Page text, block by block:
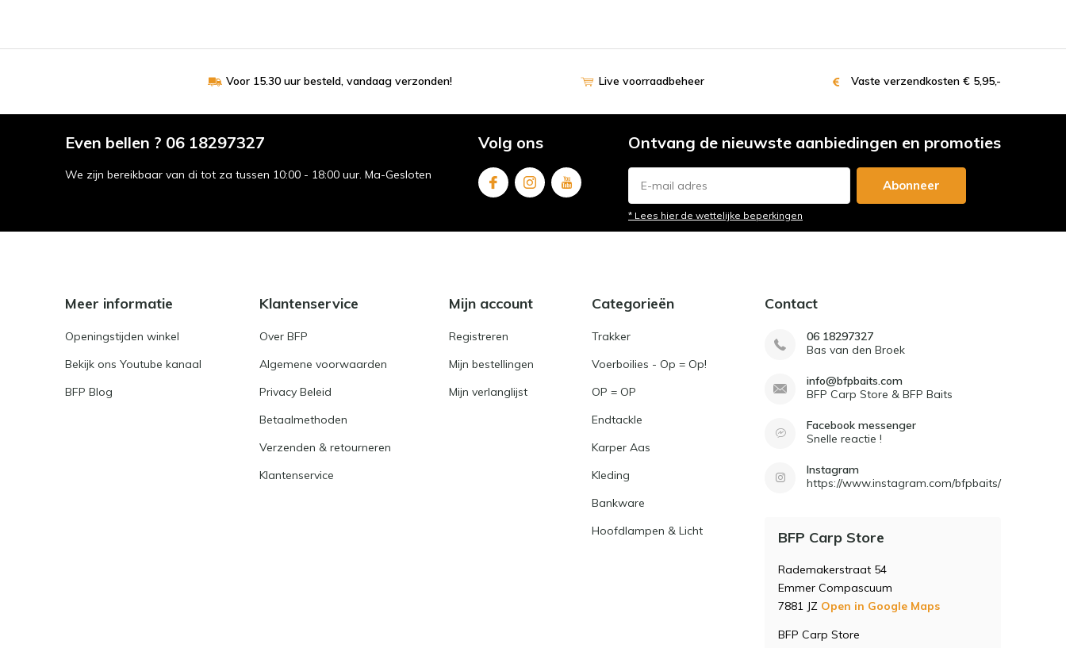
Voor 15.30 uur besteld, vandaag verzonden! Live voorraadbeheer Vaste verzendkosten € 5,95,-
Even bellen ? 06 18297327
We zijn bereikbaar van di tot za tussen 10:00 - 18:00 uur. Ma-Gesloten
Volg ons Ontvang de nieuwste aanbiedingen en promoties
Abonneer
* Lees hier de wettelijke beperkingen
Meer informatie
Openingstijden winkel
Bekijk ons Youtube kanaal
BFP Blog
Klantenservice
Over BFP
Algemene voorwaarden
Privacy Beleid
Betaalmethoden
Verzenden & retourneren
Klantenservice
Mijn account
Registreren
Mijn bestellingen
Mijn verlanglijst
Categorieën
Trakker
Voerboilies - Op = Op!
OP = OP
Endtackle
Karper Aas
Kleding
Bankware
Hoofdlampen & Licht
Contact
06 18297327
Bas van den Broek
info@bfpbaits.com
BFP Carp Store & BFP Baits
Facebook messenger
Snelle reactie !
Instagram
https://www.instagram.com/bfpbaits/
BFP Carp Store
Rademakerstraat 54
Emmer Compascuum
7881 JZ Open in Google Maps
BFP Carp Store